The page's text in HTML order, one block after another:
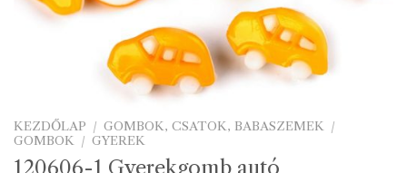
KEZDŐLAP / GOMBOK, CSATOK, BABASZEMEK /
GOMBOK / GYEREK
120606-1 Gyerekgomb autó